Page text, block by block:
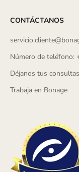
CONTÁCTANOS
Número de teléfono:
Déjanos tus consultas
Trabaja en Bonage